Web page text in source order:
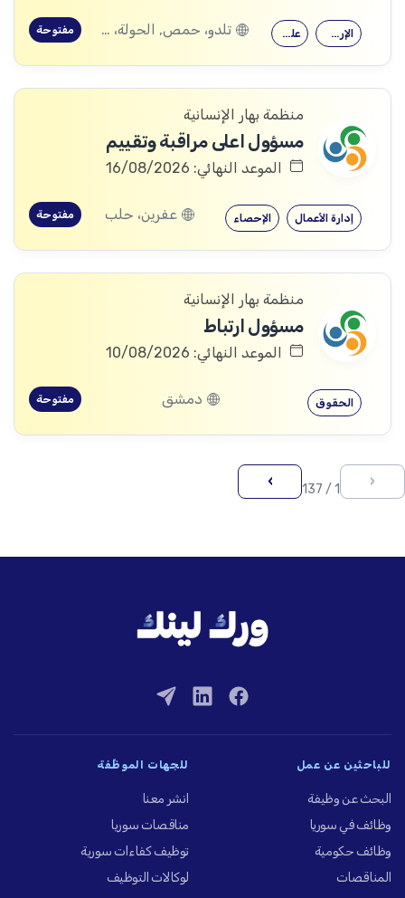
علم النفس الإرشاد النفسي تلدو، حمص, الحولة، حمص مفتوحة
منظمة بهار الإنسانية
مسؤول اعلى مراقبة وتقييم
الموعد النهائي: 16/08/2026
الإحصاء إدارة الأعمال عفرين، حلب مفتوحة
منظمة بهار الإنسانية
مسؤول ارتباط
الموعد النهائي: 10/08/2026
الحقوق دمشق مفتوحة
‹
1 / 137
›
للباحثين عن عمل
البحث عن وظيفة
وظائف في سوريا
وظائف حكومية
المناقصات
للجهات الموظِّفة
انشر معنا
مناقصات سوريا
توظيف كفاءات سورية
لوكالات التوظيف